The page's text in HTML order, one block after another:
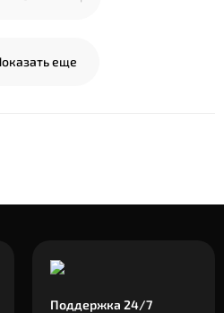
еще
Поддержка 24/7